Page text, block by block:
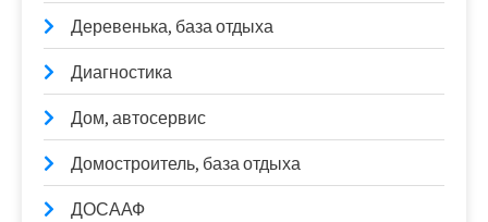
Деревенька, база отдыха
Диагностика
Дом, автосервис
Домостроитель, база отдыха
ДОСААФ